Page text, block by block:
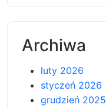
Archiwa
luty 2026
styczeń 2026
grudzień 2025